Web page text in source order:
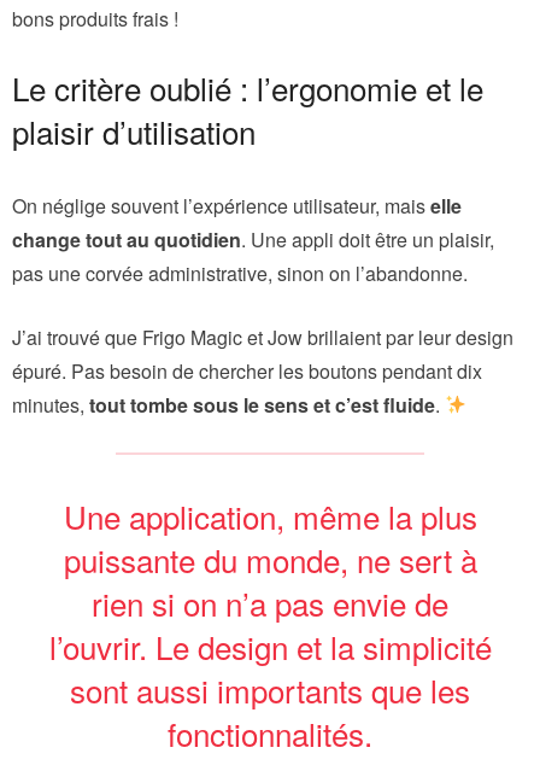
bons produits frais !
Le critère oublié : l’ergonomie et le
plaisir d’utilisation
On néglige souvent l’expérience utilisateur, maiselle
change tout au quotidien. Une appli doit être un plaisir,
pas une corvée administrative, sinon on l’abandonne.
J’ai trouvé que Frigo Magic et Jow brillaient par leur design
épuré. Pas besoin de chercher les boutons pendant dix
minutes, tout tombe sous le sens et c’est fluide.
Une application, même la plus
puissante du monde, ne sert à
rien si on n’a pas envie de
l’ouvrir. Le design et la simplicité
sont aussi importants que les
fonctionnalités.